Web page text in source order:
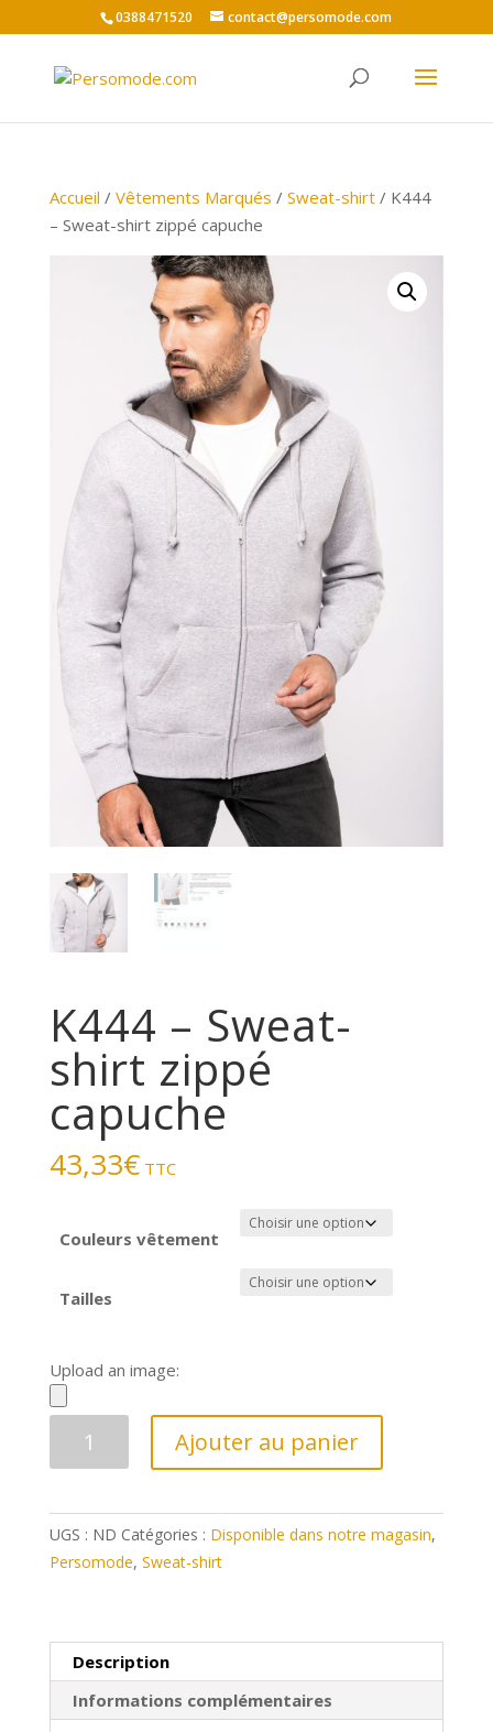
0388471520 contact@persomode.com
Accueil / Vêtements Marqués / Sweat-shirt/ K444
– Sweat-shirt zippé capuche
K444 – Sweat-
shirt zippé
capuche
43,33€ TTC
Couleurs vêtement
Tailles
Upload an image:
-
Sweat-
shirt
Ajouter au panier
UGS : ND Catégories : Disponible dans notre magasin,
Persomode, Sweat-shirt
Description
Informations complémentaires